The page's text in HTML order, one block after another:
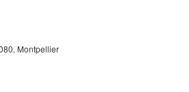
Montpellier